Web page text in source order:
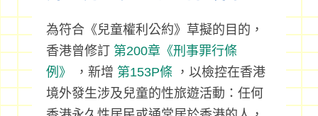
為符合《兒童權利公約》草擬的目的，
香港曾修訂 第200章《刑事罪行條
例》
，新增 第153P條 ，以檢控在香港
境外發生涉及兒童的性旅遊活動：任何